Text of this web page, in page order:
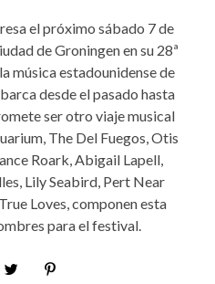
el próximo sábado 7 de
de Groningen en su 28ª
música estadounidense de
desde el pasado hasta
ser otro viaje musical
The Del Fuegos, Otis
Roark, Abigail Lapell,
Lily Seabird, Pert Near
Loves, componen esta
para el festival.